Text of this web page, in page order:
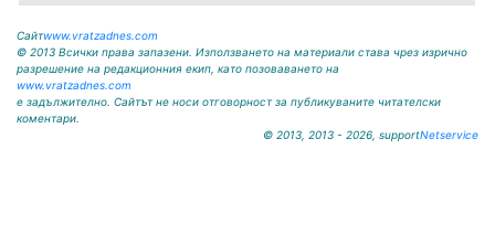
Сайтwww.vratzadnes.com
© 2013 Всички права запазени. Използването на материали става чрез изрично
разрешение на редакционния екип, като позоваването на
www.vratzadnes.com
е задължително. Сайтът не носи отговорност за публикуваните читателски
коментари.
© 2013, 2013 - 2026, supportNetservice